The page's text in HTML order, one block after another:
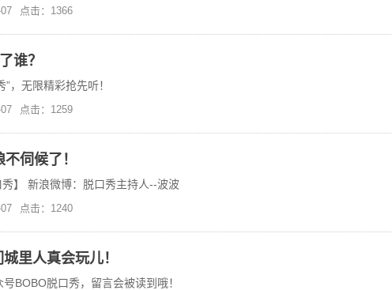
点击：1366
谁？
，无限精彩抢先听！
点击：1259
伺候了！
】 新浪微博：脱口秀主持人--波波
点击：1240
里人真会玩儿！
BOBO脱口秀，留言会被读到哦！